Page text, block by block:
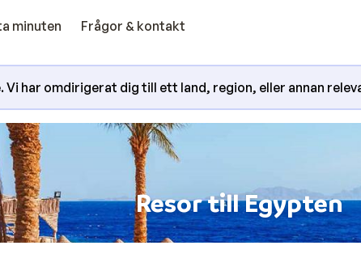
minuten Frågor & kontakt
har omdirigerat dig till ett land, region, eller annan
Resor till Egypten